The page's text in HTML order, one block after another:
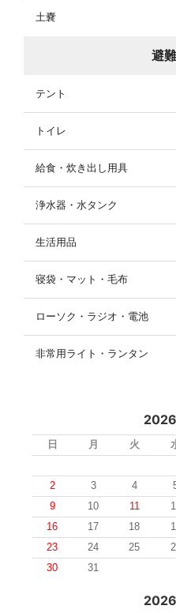
土嚢
避
テント
トイレ
給食・炊き出し用具
浄水器・水タンク
生活用品
寝袋・マット・毛布
ローソク・ラジオ・電池
非常用ライト・ランタン
日 月 火
2
3 4
9
10 11
16
17 18
23
24 25
30
31